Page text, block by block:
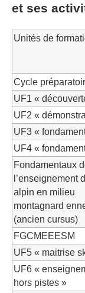
et ses
Unités de
Cycle
UF1 «
UF2 «
UF3 «
UF4 «
Fondamentaux
l’enseignement
alpin en milieu
montagnard
(ancien cursus)
FGCMEEESM
UF5 « maitrise
UF6 «
hors pistes »